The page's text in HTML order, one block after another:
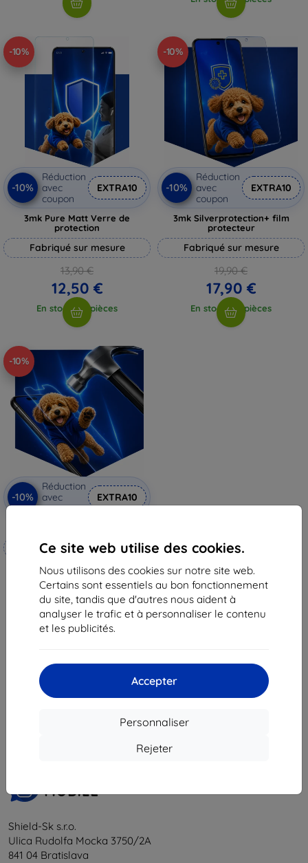
Ce site web utilise des cookies.
Nous utilisons des cookies sur notre site web.
Certains sont essentiels au bon fonctionnement
du site, tandis que d'autres nous aident à
analyser le trafic et à personnaliser le contenu
et les publicités.
Accepter
Personnaliser
Rejeter
-10%
-10%
Réduction
avec
coupon
EXTRA10
3mk Pure Matt Verre de
protection
Fabriqué sur mesure
13,90 €
12,50 €
En stock > 5 pièces
-10%
-10%
Réduction
avec
coupon
EXTRA10
3mk Silverprotection+ film
protecteur
Fabriqué sur mesure
19,90 €
17,90 €
En stock > 5 pièces
-10%
-10%
Réduction
avec
coupon
EXTRA10
Fabriqué sur mesure
20,90 €
18,82 €
En stock 4 pièces
du total
Shield-Sk s.r.o.
Ulica Rudolfa Mocka 3750/2A
841 04 Bratislava